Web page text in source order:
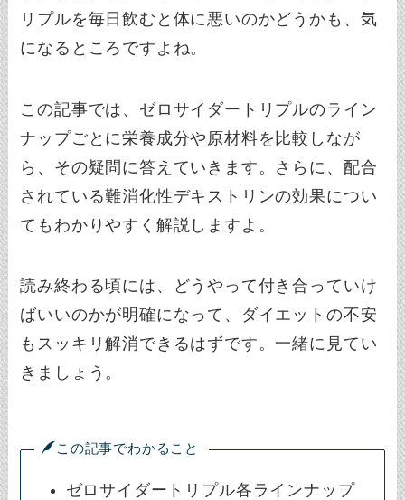
リプルを毎日飲むと体に悪いのかどうかも、気
になるところですよね。
この記事では、ゼロサイダートリプルのライン
ナップごとに栄養成分や原材料を比較しなが
ら、その疑問に答えていきます。さらに、配合
されている難消化性デキストリンの効果につい
てもわかりやすく解説しますよ。
読み終わる頃には、どうやって付き合っていけ
ばいいのかが明確になって、ダイエットの不安
もスッキリ解消できるはずです。一緒に見てい
きましょう。
この記事でわかること
ゼロサイダートリプル各ラインナップ